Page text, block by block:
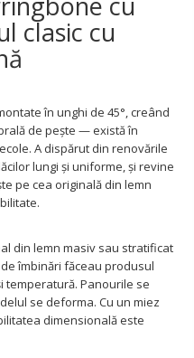
clasic cu
în unghi de 45°, creând
de pește — există în
A dispărut din renovările
lungi și uniforme, și revine
pe cea originală din lemn
din lemn masiv sau stratificat
îmbinări făceau produsul
Panourile se
se deforma. Cu un miez
dimensională este